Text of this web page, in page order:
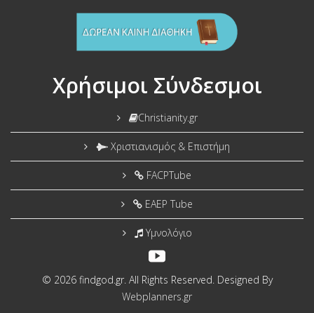
Χρήσιμοι Σύνδεσμοι
Christianity.gr
Χριστιανισμός & Επιστήμη
FACPTube
EAEP Tube
Υμνολόγιο
© 2026 findgod.gr. All Rights Reserved. Designed By
Webplanners.gr